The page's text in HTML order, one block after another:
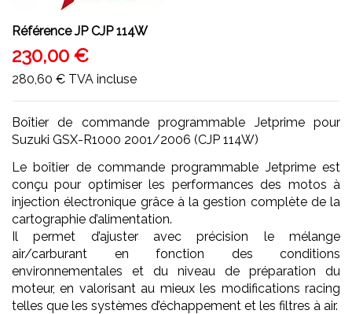
Référence JP CJP 114W
230,00 €
280,60 € TVA incluse
Boîtier de commande programmable Jetprime pour
Suzuki GSX-R1000 2001/2006 (CJP 114W)
Le boîtier de commande programmable Jetprime est
conçu pour optimiser les performances des motos à
injection électronique grâce à la gestion complète de la
cartographie d’alimentation.
Il permet d’ajuster avec précision le mélange
air/carburant en fonction des conditions
environnementales et du niveau de préparation du
moteur, en valorisant au mieux les modifications racing
telles que les systèmes d’échappement et les filtres à air.